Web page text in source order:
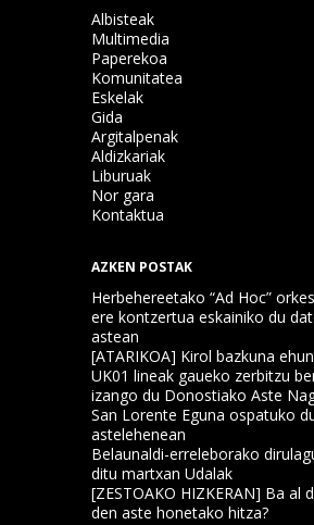
Albisteak
Multimedia
Paperekoa
Komunitatea
Eskelak
Gida
Argitalpenak
Aldizkariak
Liburuak
Nor gara
Kontaktua
AZKEN POSTAK
Herbehereetako “Ad Hoc”
ere kontzertua eskainiko du
astean
[ATARIKOA] Kirol bazkuna
UK01 lineak gaueko zerbitzu
izango du Donostiako Aste
San Lorente Eguna ospatuko
astelehenean
Belaunaldi-erreleborako
ditu martxan Udalak
[ZESTOAKO HIZKERAN] Ba al
den aste honetako hitza?